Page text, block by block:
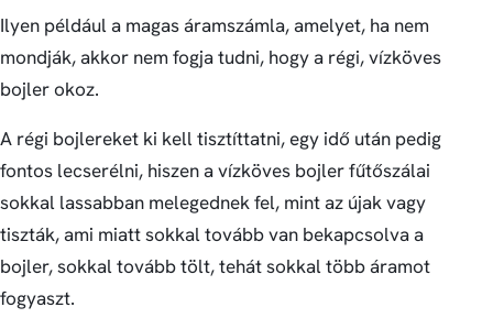
Ilyen például a magas áramszámla, amelyet, ha nem
mondják, akkor nem fogja tudni, hogy a régi, vízköves
bojler okoz.
A régi bojlereket ki kell tisztíttatni, egy idő után pedig
fontos lecserélni, hiszen a vízköves bojler fűtőszálai
sokkal lassabban melegednek fel, mint az újak vagy
tiszták, ami miatt sokkal tovább van bekapcsolva a
bojler, sokkal tovább tölt, tehát sokkal több áramot
fogyaszt.